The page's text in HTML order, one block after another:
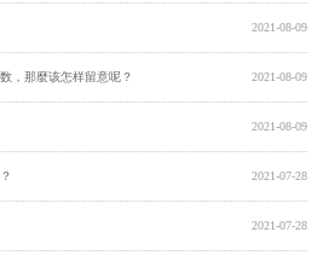
2021-08-09
2021-08-09
，那麼该怎样留意呢？
2021-08-09
2021-07-28
2021-07-28